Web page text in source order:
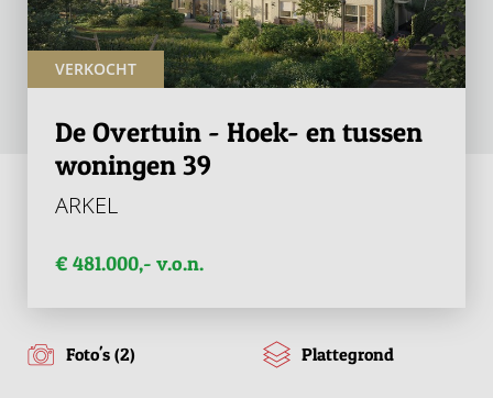
VERKOCHT
De Overtuin - Hoek- en tussen
woningen 39
ARKEL
€ 481.000,- v.o.n.
Foto's (2) Plattegrond